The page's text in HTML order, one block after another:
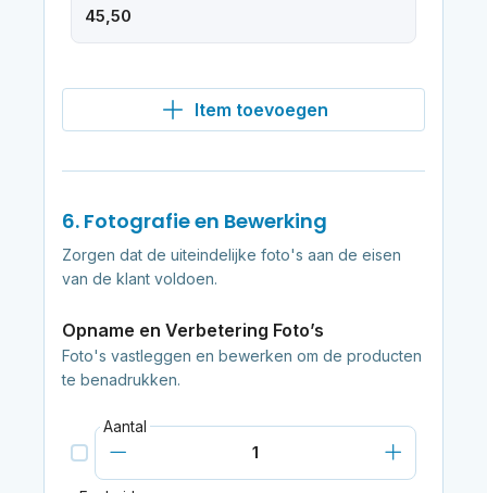
Item toevoegen
6. Fotografie en Bewerking
Zorgen dat de uiteindelijke foto's aan de eisen
van de klant voldoen.
Opname en Verbetering Foto’s
Foto's vastleggen en bewerken om de producten
te benadrukken.
Aantal